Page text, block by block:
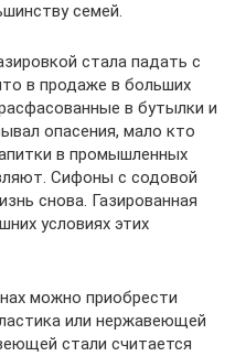
семей.
стала падать с
в продаже в больших
в бутылки и
опасения, мало кто
в промышленных
Сифоны с содовой
снова. Газированная
условиях этих
можно приобрести
или нержавеющей
стали считается